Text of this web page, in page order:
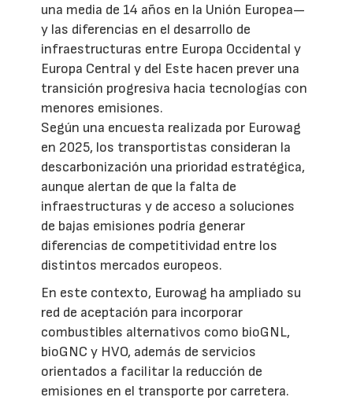
una media de 14 años en la Unión Europea—
y las diferencias en el desarrollo de
infraestructuras entre Europa Occidental y
Europa Central y del Este hacen prever una
transición progresiva hacia tecnologías con
menores emisiones.
Según una encuesta realizada por Eurowag
en 2025, los transportistas consideran la
descarbonización una prioridad estratégica,
aunque alertan de que la falta de
infraestructuras y de acceso a soluciones
de bajas emisiones podría generar
diferencias de competitividad entre los
distintos mercados europeos.
En este contexto, Eurowag ha ampliado su
red de aceptación para incorporar
combustibles alternativos como bioGNL,
bioGNC y HVO, además de servicios
orientados a facilitar la reducción de
emisiones en el transporte por carretera.